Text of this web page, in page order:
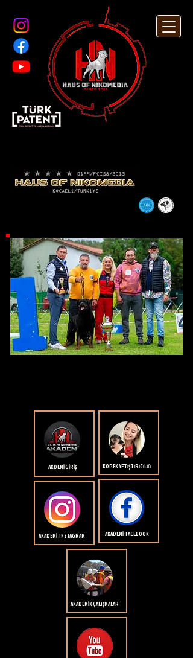
AKDEMİ GİRİŞ
AKADEMİ INSTAGRAM
KÖPEK YETİŞTİRİCİLİĞİ
AKADEMİ FACEBOOK
AKADEMİK ÇALIŞMALAR